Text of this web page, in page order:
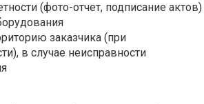
(фото-отчет, подписание актов)
заказчика (при
в случае неисправности